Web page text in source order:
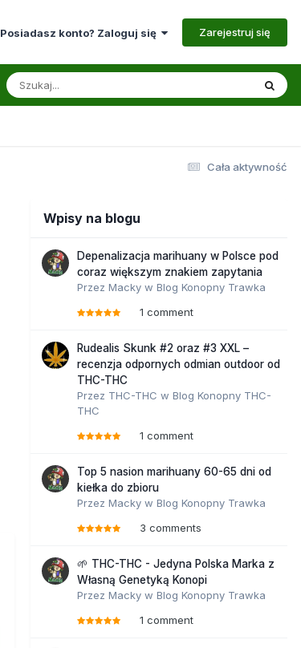
Posiadasz konto? Zaloguj się Zarejestruj się
Cała aktywność
Wpisy na blogu
Depenalizacja marihuany w Polsce pod
coraz większym znakiem zapytania
Przez Macky w Blog Konopny Trawka
1 comment
Rudealis Skunk #2 oraz #3 XXL –
recenzja odpornych odmian outdoor od
THC-THC
Przez THC-THC w Blog Konopny THC-
THC
1 comment
Top 5 nasion marihuany 60-65 dni od
kiełka do zbioru
Przez Macky w Blog Konopny Trawka
3 comments
🌱 THC-THC - Jedyna Polska Marka z
Własną Genetyką Konopi
Przez Macky w Blog Konopny Trawka
1 comment